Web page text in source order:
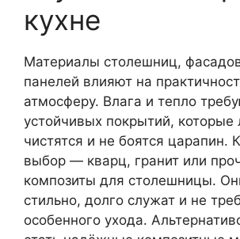
кухне
Материалы столешниц,
панелей влияют на
атмосферу. Влага и тепло
устойчивых покрытий, которые
чистятся и не боятся царапин.
выбор — кварц, гранит или
композиты для столешницы.
стильно, долго служат и не
особенного ухода.